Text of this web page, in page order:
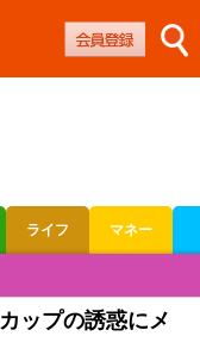
ライフ マネー
ップの誘惑にメ